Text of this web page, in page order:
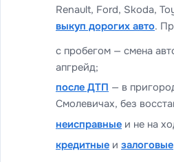
Renault, Ford, Skoda,
выкуп дорогих авто.
с пробегом — смена
апгрейд;
после ДТП — в
Смолевичах, без
неисправные и не на
кредитные и залоговые